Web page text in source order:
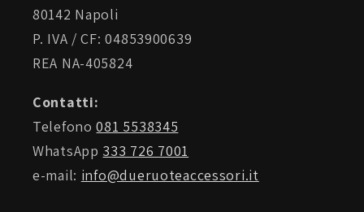
80142 Napoli
P. IVA / CF: 04853900639
REA NA-405824
Contatti:
Telefono081 5538345
WhatsApp 333 726 7001
e-mail: info@dueruoteaccessori.it